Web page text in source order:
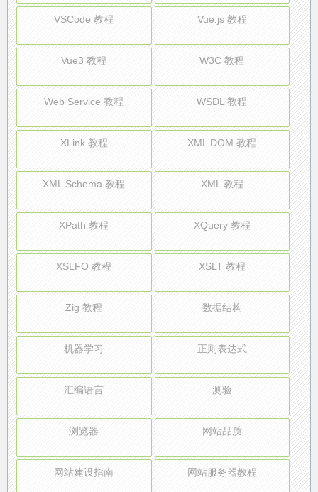
VSCode 教程 Vue.js 教程
Vue3 教程 W3C 教程
Web Service 教程 WSDL 教程
XLink 教程 XML DOM 教程
XML Schema 教程 XML 教程
XPath 教程 XQuery 教程
XSLFO 教程 XSLT 教程
Zig 教程 数据结构
机器学习 正则表达式
汇编语言 测验
浏览器 网站品质
网站建设指南 网站服务器教程